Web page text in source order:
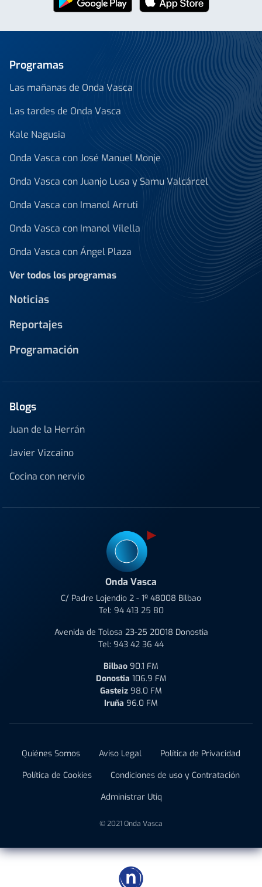
Programas
Las mañanas de Onda Vasca
Las tardes de Onda Vasca
Kale Nagusia
Onda Vasca con José Manuel Monje
Onda Vasca con Juanjo Lusa y Samu Valcárcel
Onda Vasca con Imanol Arruti
Onda Vasca con Imanol Vilella
Onda Vasca con Ángel Plaza
Ver todos los programas
Noticias
Reportajes
Programación
Blogs
Juan de la Herrán
Javier Vizcaino
Cocina con nervio
Onda Vasca
C/ Padre Lojendio 2 - 1º 48008 Bilbao
Tel: 94 413 25 80
Avenida de Tolosa 23-25 20018 Donostia
Tel: 943 42 36 44
Bilbao 90.1 FM
Donostia 106.9 FM
Gasteiz 98.0 FM
Iruña 96.0 FM
Quiénes Somos Aviso Legal
Política de Privacidad
Política de Cookies
Condiciones de uso y Contratación
Administrar Utiq
© 2021 Onda Vasca